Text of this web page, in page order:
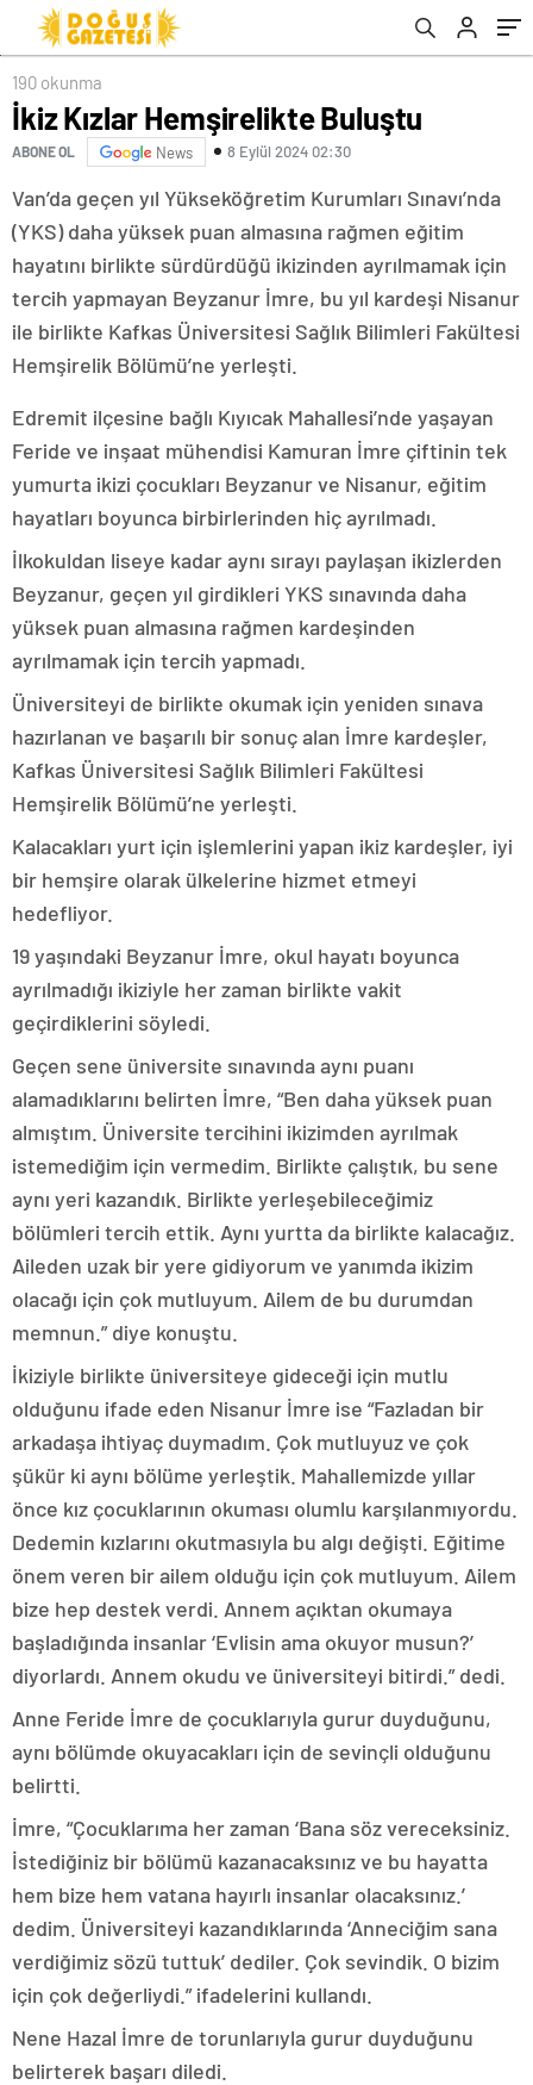
190 okunma
İkiz Kızlar Hemşirelikte Buluştu
ABONE OL News 8 Eylül 2024 02:30
Van’da geçen yıl Yükseköğretim Kurumları Sınavı’nda
(YKS) daha yüksek puan almasına rağmen eğitim
hayatını birlikte sürdürdüğü ikizinden ayrılmamak için
tercih yapmayan Beyzanur İmre, bu yıl kardeşi Nisanur
ile birlikte Kafkas Üniversitesi Sağlık Bilimleri Fakültesi
Hemşirelik Bölümü’ne yerleşti.
Edremit ilçesine bağlı Kıyıcak Mahallesi’nde yaşayan
Feride ve inşaat mühendisi Kamuran İmre çiftinin tek
yumurta ikizi çocukları Beyzanur ve Nisanur, eğitim
hayatları boyunca birbirlerinden hiç ayrılmadı.
İlkokuldan liseye kadar aynı sırayı paylaşan ikizlerden
Beyzanur, geçen yıl girdikleri YKS sınavında daha
yüksek puan almasına rağmen kardeşinden
ayrılmamak için tercih yapmadı.
Üniversiteyi de birlikte okumak için yeniden sınava
hazırlanan ve başarılı bir sonuç alan İmre kardeşler,
Kafkas Üniversitesi Sağlık Bilimleri Fakültesi
Hemşirelik Bölümü’ne yerleşti.
Kalacakları yurt için işlemlerini yapan ikiz kardeşler, iyi
bir hemşire olarak ülkelerine hizmet etmeyi
hedefliyor.
19 yaşındaki Beyzanur İmre, okul hayatı boyunca
ayrılmadığı ikiziyle her zaman birlikte vakit
geçirdiklerini söyledi.
Geçen sene üniversite sınavında aynı puanı
alamadıklarını belirten İmre, “Ben daha yüksek puan
almıştım. Üniversite tercihini ikizimden ayrılmak
istemediğim için vermedim. Birlikte çalıştık, bu sene
aynı yeri kazandık. Birlikte yerleşebileceğimiz
bölümleri tercih ettik. Aynı yurtta da birlikte kalacağız.
Aileden uzak bir yere gidiyorum ve yanımda ikizim
olacağı için çok mutluyum. Ailem de bu durumdan
memnun.” diye konuştu.
İkiziyle birlikte üniversiteye gideceği için mutlu
olduğunu ifade eden Nisanur İmre ise “Fazladan bir
arkadaşa ihtiyaç duymadım. Çok mutluyuz ve çok
şükür ki aynı bölüme yerleştik. Mahallemizde yıllar
önce kız çocuklarının okuması olumlu karşılanmıyordu.
Dedemin kızlarını okutmasıyla bu algı değişti. Eğitime
önem veren bir ailem olduğu için çok mutluyum. Ailem
bize hep destek verdi. Annem açıktan okumaya
başladığında insanlar ‘Evlisin ama okuyor musun?’
diyorlardı. Annem okudu ve üniversiteyi bitirdi.” dedi.
Anne Feride İmre de çocuklarıyla gurur duyduğunu,
aynı bölümde okuyacakları için de sevinçli olduğunu
belirtti.
İmre, “Çocuklarıma her zaman ‘Bana söz vereceksiniz.
İstediğiniz bir bölümü kazanacaksınız ve bu hayatta
hem bize hem vatana hayırlı insanlar olacaksınız.’
dedim. Üniversiteyi kazandıklarında ‘Anneciğim sana
verdiğimiz sözü tuttuk’ dediler. Çok sevindik. O bizim
için çok değerliydi.” ifadelerini kullandı.
Nene Hazal İmre de torunlarıyla gurur duyduğunu
belirterek başarı diledi.